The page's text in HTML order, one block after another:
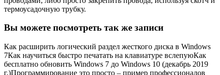
термоусадочную трубку.
Вы можете посмотреть так же записи
Как расширить логический раздел жесткого диска в Windows
7Как научиться быстро печатать на клавиатуре вслепуюКак
бесплатно обновить Windows 7 до Windows 10 (декабрь 2019
г.)Программирование это просто – пример профессионалов